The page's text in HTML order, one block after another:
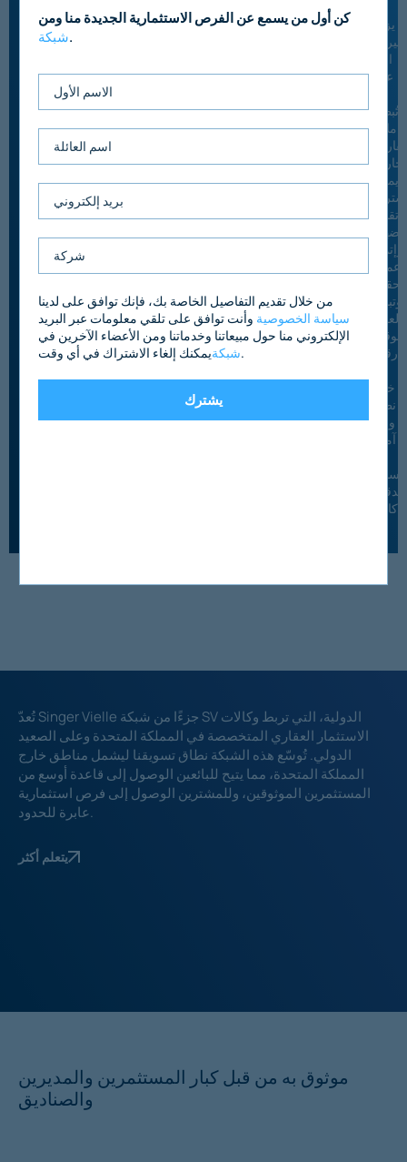
يزيل
التي
عادةً
تُبطئ
يمكن
تقديم
وإتمام
عملية
وتبادل
العقود
رقميًا
خلال
نظام
واحد
آمن،
سجل
تدقيق
تُعدّ Singer Vielle جزءًا من شبكة SV الدولية، التي تربط وكالات
الاستثمار العقاري المتخصصة في المملكة المتحدة وعلى الصعيد
الدولي. تُوسّع هذه الشبكة نطاق تسويقنا ليشمل مناطق خارج
المملكة المتحدة، مما يتيح للبائعين الوصول إلى قاعدة أوسع من
المستثمرين الموثوقين، وللمشترين الوصول إلى فرص استثمارية
عابرة للحدود.
يتعلم أكثر
موثوق به من قبل كبار المستثمرين والمديرين
والصناديق
كن أول من يسمع عن الفرص الاستثمارية الجديدة منا ومن
شبكة.
من خلال تقديم التفاصيل الخاصة بك، فإنك توافق على لدينا
سياسة الخصوصية وأنت توافق على تلقي معلومات عبر البريد
الإلكتروني منا حول مبيعاتنا وخدماتنا ومن الأعضاء الآخرين في
شبكةيمكنك إلغاء الاشتراك في أي وقت.
يشترك